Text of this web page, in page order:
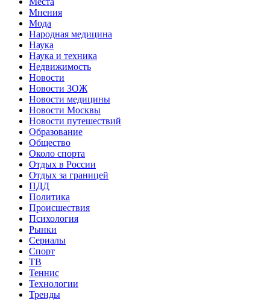
Мнения
Мода
Народная медицина
Наука
Наука и техника
Недвижимость
Новости
Новости ЗОЖ
Новости медицины
Новости Москвы
Новости путешествий
Образование
Общество
Около спорта
Отдых в России
Отдых за границей
ПДД
Политика
Происшествия
Психология
Рынки
Сериалы
Спорт
ТВ
Теннис
Технологии
Тренды